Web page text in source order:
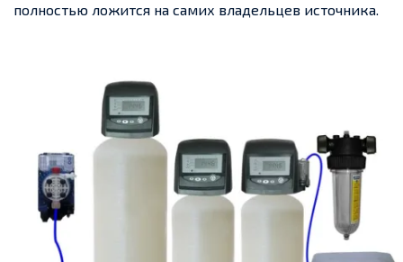
полностью ложится на самих владельцев источника.